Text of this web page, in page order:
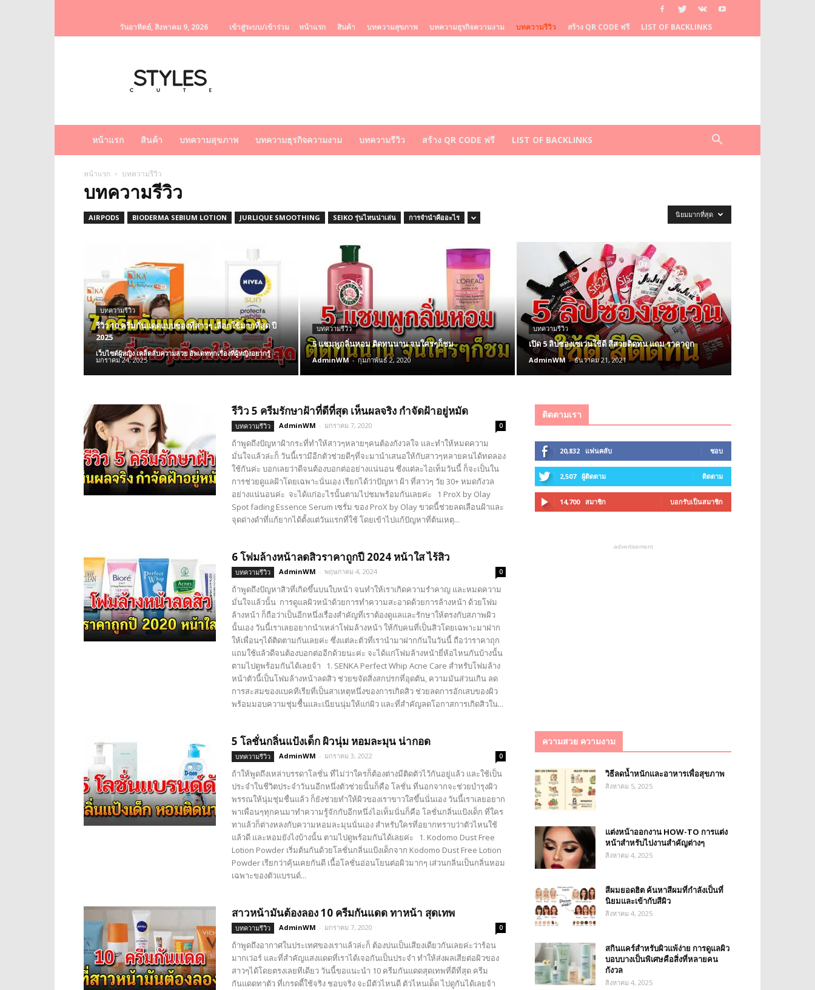
วันอาทิตย์, สิงหาคม 9, 2026 เข้าสู่ระบบ/เข้าร่วม หน้าแรก สินค้า บทความสุขภาพ บทความธุรกิจความงาม บทความรีวิว สร้าง QR CODE ฟรี LIST OF BACKLINKS
เรื่อง
ราว
ครีม
หน้า
ขาว
ครีม
หน้า
หน้าแรก สินค้า บทความสุขภาพ บทความธุรกิจความงาม บทความรีวิว สร้าง QR CODE ฟรี LIST OF BACKLINKS
หน้าแรก บทความรีวิว
บทความรีวิว
AIRPODS BIODERMA SEBIUM LOTION JURLIQUE SMOOTHING SEIKO รุ่นไหนน่าเล่น การจำนำคืออะไร นิยมมากที่สุด
บทความรีวิว
รีวิว 10 ครีมกันแดดแบบซองที่สาวๆ เลือกใช้มากที่สุด ปี
2025
เว็บไซต์ผู้หญิง เคล็ดลับความสวย อัพเดททุกเรื่องที่ผู้หญิงอยากรู้ -
มกราคม 24, 2025
บทความรีวิว
5 แชมพูกลิ่นหอม ติดทนนาน จนใครๆก็ชม
AdminWM - กุมภาพันธ์ 2, 2020
บทความรีวิว
เปิด 5 ลิปซองเซเว่นใช้ดี สีสวยติดทน แถม ราคาถูก
AdminWM - ธันวาคม 21, 2021
รีวิว 5 ครีมรักษาฝ้าที่ดีที่สุด เห็นผลจริง กำจัดฝ้าอยู่หมัด
บทความรีวิว AdminWM - มกราคม 7, 2020 0
ถ้าพูดถึงปัญหาฝ้ากระที่ทำให้สาวๆหลายๆคนต้องกังวลใจ และทำให้หมดความ
มั่นใจแล้วล่ะก็ วันนี้เรามีอีกตัวช่วยดีๆที่จะมานำเสนอให้กับสาวๆหลายคนได้ทดลอง
ใช้กันค่ะ บอกเลยว่าดีจนต้องบอกต่ออย่างแน่นอน ซึ่งแต่ละไอเท็มวันนี้ ก็จะเป็นใน
การช่วยดูแลฝ้าโดยเฉพาะนั่นเอง เรียกได้ว่าปัญหา ฝ้า ที่สาวๆ วัย 30+ หมดกังวล
อย่างแน่นอนค่ะ จะได้แก่อะไรนั้นตามไปชมพร้อมกันเลยค่ะ 1 ProX by Olay
Spot fading Essence Serum เซรั่ม ของ ProX by Olay ขวดนี้ช่วยลดเลือนฝ้าและ
จุดด่างดำที่แก้ยากได้ตั้งแต่วันแรกที่ใช้ โดยเข้าไปแก้ปัญหาที่ต้นเหตุ...
6 โฟมล้างหน้าลดสิวราคาถูกปี 2024 หน้าใส ไร้สิว
บทความรีวิว AdminWM - พฤษภาคม 4, 2024 0
ถ้าพูดถึงปัญหาสิวที่เกิดขึ้นบนใบหน้า จนทำให้เราเกิดความรำคาญ และหมดความ
มั่นใจแล้วนั้น การดูแลผิวหน้าด้วยการทำความสะอาดด้วยการล้างหน้า ด้วยโฟม
ล้างหน้า ก็ถือว่าเป็นอีกหนึ่งเรื่องสำคัญที่เราต้องดูแลและรักษาให้ตรงกับสภาพผิว
นั้นเอง วันนี้เราเลยอยากนำเหล่าโฟมล้างหน้า ให้กับคนที่เป็นสิวโดยเฉพาะมาฝาก
ให้เพื่อนๆได้ติดตามกันเลยค่ะ ซึ่งแต่ละตัวที่เรานำมาฝากกันในวันนี้ ถือว่าราคาถุก
แถมใช้แล้วดีจนต้องบอกต่ออีกด้วยนะค่ะ จะได้แก่โฟมล้างหน้ายี่ห้อไหนกันบ้างนั้น
ตามไปดูพร้อมกันได้เลยจ้า 1. SENKA Perfect Whip Acne Care สำหรับโฟมล้าง
หน้าตัวนี้เป็นโฟมล้างหน้าลดสิว ช่วยขจัดสิ่งสกปรกที่อุดตัน, ความมันส่วนเกิน ลด
การสะสมของแบคทีเรียที่เป็นสาเหตุหนึ่งของการเกิดสิว ช่วยลดการอักเสบของผิว
พร้อมมอบความชุ่มชื้นและเนียนนุ่มให้แก่ผิว และที่สำคัญลดโอกาสการเกิดสิวใน...
5 โลชั่นกลิ่นแป้งเด็ก ผิวนุ่ม หอมละมุน น่ากอด
บทความรีวิว AdminWM - มกราคม 3, 2022 0
ถ้าให้พูดถึงเหล่าบรรดาโลชั่น ที่ไม่ว่าใครก็ต้องต่างมีติดตัวไว้กันอยู่แล้ว และใช้เป็น
ประจำในชีวิตประจำวันนอีกหนึ่งตัวช่วยนั้นก็คือ โลชั่น ที่นอกจากจะช่วยบำรุงผิว
พรรณให้นุ่มชุ่มชื่นแล้ว ก็ยังช่วยทำให้ผิวของเราขาวใสขึ้นนั่นเอง วันนี้เราเลยอยาก
พาเพื่อนๆทุกคนมาทำความรู้จักกับอีกหนึ่งไอเท็มนั่นก็คือ โลชั่นกลิ่นแป้งเด็ก ที่ใคร
ทาแล้วก็ต่างหลงกับความหอมละมุนนั่นเอง สำหรับใครที่อยากทราบว่าตัวไหนใช้
แล้วดี และหอมยังไงบ้างนั้น ตามไปดูพร้อมกันได้เลยค่ะ 1. Kodomo Dust Free
Lotion Powder เริ่มต้นกันด้วยโลชั่นกลิ่นแป้งเด็กจาก Kodomo Dust Free Lotion
Powder เรียกว่าคุ้นเคยกันดี เนื้อโลชั่นอ่อนโยนต่อผิวมากๆ เส่วนกลิ่นเป็นกลิ่นหอม
เฉพาะของตัวแบรนด์...
สาวหน้ามันต้องลอง 10 ครีมกันแดด ทาหน้า สุดเทพ
บทความรีวิว AdminWM - มกราคม 7, 2020 0
ถ้าพูดถึงอากาศในประเทศของเราแล้วล่ะก็ ต้องบ่นเป็นเสียงเดียวกันเลยค่ะว่าร้อน
มากเว่อร์ และที่สำคัญแสงแดดที่เราได้เจอกันเป็นประจำ ทำให้ส่งผลเสียต่อผิวของ
สาวๆได้โดยตรงเลยทีเดียว วันนี้ขอแนะนำ 10 ครีมกันแดดสุดเทพที่ดีที่สุด ครีม
กันแดดทาตัว ที่เกรดดี้ใช้จริง ชอบจริง จะมีตัวไหนดี ตัวไหนเด็ด ไปดูกันได้เลยจ้า
ติดตามเรา
20,832 แฟนคลับ ชอบ
2,507 ผู้ติดตาม ติดตาม
14,700 สมาชิก บอกรับเป็นสมาชิก
advertisement
ความสวย ความงาม
วิธีลดน้ำหนักและอาหารเพื่อสุขภาพ
สิงหาคม 5, 2025
แต่งหน้าออกงาน HOW-TO การแต่ง
หน้าสำหรับไปงานสำคัญต่างๆ
สิงหาคม 4, 2025
สีผมยอดฮิต ค้นหาสีผมที่กำลังเป็นที่
นิยมและเข้ากับสีผิว
สิงหาคม 4, 2025
สกินแคร์สำหรับผิวแพ้ง่าย การดูแลผิว
บอบบางเป็นพิเศษคือสิ่งที่หลายคน
กังวล
สิงหาคม 4, 2025